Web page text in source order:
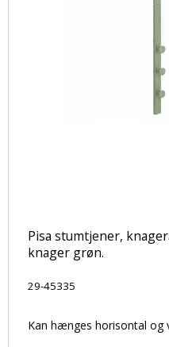
Pisa stumtjener,
knager grøn.
29-45335
Kan hænges horisontal og